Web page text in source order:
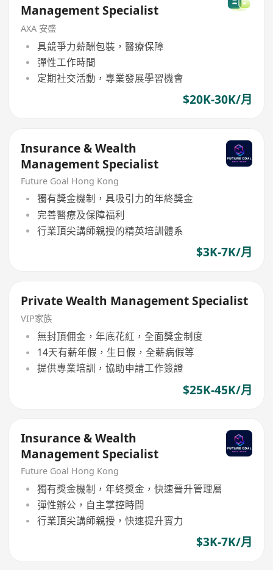
Management Specialist
AXA 安盛
具競爭力薪酬包裝，醫療保障
彈性工作時間
定期社交活動，專業發展學習機會
$20K-30K/月
Insurance & Wealth
Management Specialist
Future Goal Hong Kong
獨有獎金機制，具吸引力的年終獎金
完善醫療及保障福利
行業頂尖講師親授的精英培訓體系
$3K-7K/月
Private Wealth Management Specialist
VIP家族
無封頂佣金，年底花紅，全面獎金制度
14天有薪年假，生日假，全薪病假等
提供專業培訓，協助申請工作簽證
$25K-45K/月
Insurance & Wealth
Management Specialist
Future Goal Hong Kong
獨有獎金機制，年終獎金，快速晉升管理層
彈性辦公，自主掌控時間
行業頂尖講師親授，快速提升實力
$3K-7K/月